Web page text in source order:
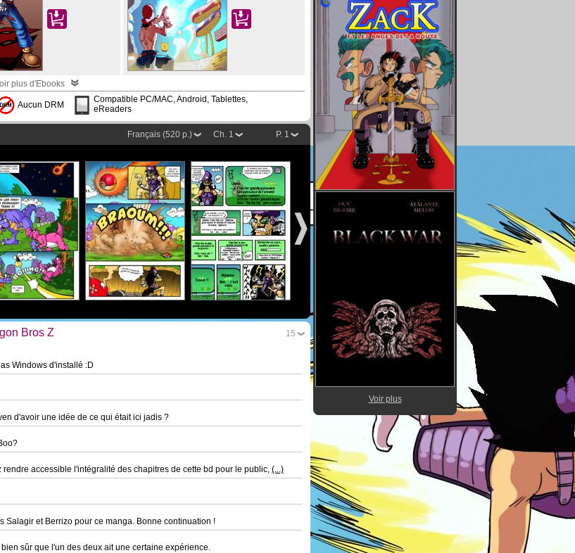
plus d'Ebooks
Aucun DRM
Compatible PC/MAC, Android, Tablettes,
eReaders
P. 1
Ch. 1
Français (520 p.)
15
Bros Z
Windows d'installé :D
d'avoir une idée de ce qui était ici jadis ?
accessible l'intégralité des chapitres de cette bd pour le public, (...)
Salagir et Berrizo pour ce manga. Bonne continuation !
sûr que l'un des deux ait une certaine expérience.
Voir plus